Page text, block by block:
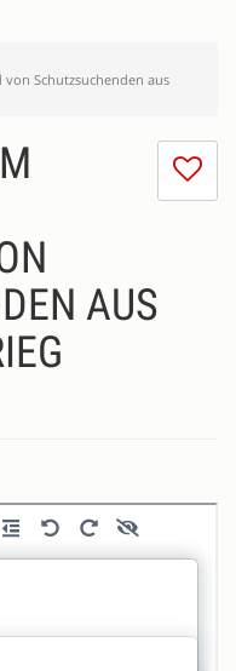
Schutzsuchenden aus
I
AUS